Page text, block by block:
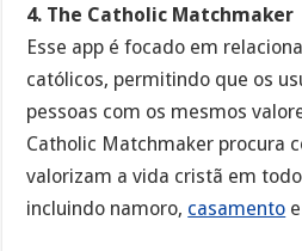
4. The Catholic Matchmaker
Esse app é focado em
católicos, permitindo que os
pessoas com os mesmos
Catholic Matchmaker procura
valorizam a vida cristã em
incluindo namoro, casamento